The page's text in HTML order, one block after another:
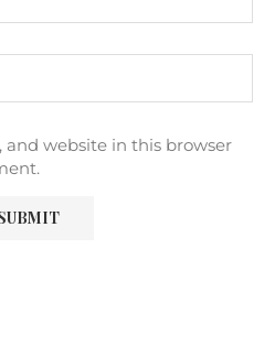
and website in this browser